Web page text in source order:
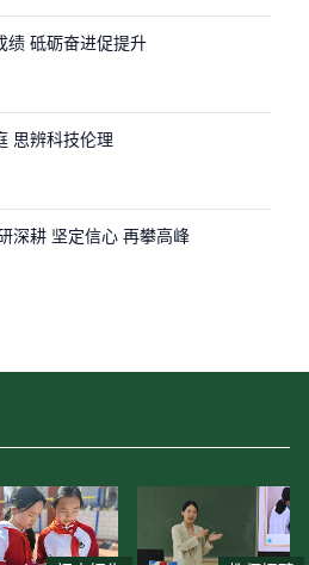
绩 砥砺奋进促提升
模拟真实法庭 思辨科技伦理
深耕 坚定信心 再攀高峰